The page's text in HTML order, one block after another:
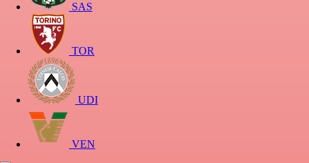
SAS
TOR
UDI
VEN